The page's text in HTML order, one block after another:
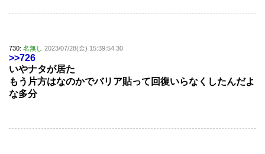
730: 名無し 2023/07/28(金) 15:39:54.30
>>726
いやナタが居た
もう片方はなのかでバリア貼って回復いらなくしたんだよ
な多分